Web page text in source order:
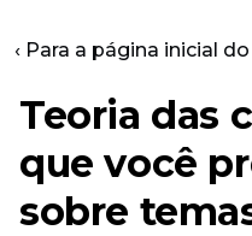
‹ Para a página inicial
Teoria das
que você
sobre